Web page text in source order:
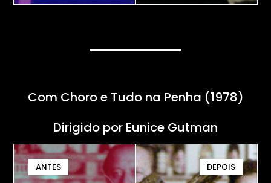
Com Choro e Tudo na Penha (1978)
Dirigido por Eunice Gutman
DEPOIS
ANTES